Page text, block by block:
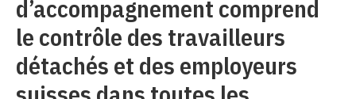
d’accompagnement comprend
le contrôle des travailleurs
détachés et des employeurs